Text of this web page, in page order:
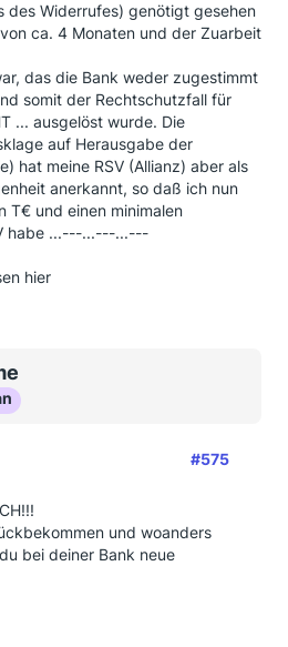
des Widerrufes) genötigt gesehen
ca. 4 Monaten und der Zuarbeit
das die Bank weder zugestimmt
somit der Rechtschutzfall für
... ausgelöst wurde. Die
auf Herausgabe der
hat meine RSV (Allianz) aber als
anerkannt, so daß ich nun
T€ und einen minimalen
habe ...---...---...---
hier
#575
und woanders
bei deiner Bank neue